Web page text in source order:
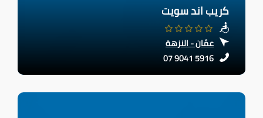
كريب اند سويت
عمّان - النزهة
07 9041 5916